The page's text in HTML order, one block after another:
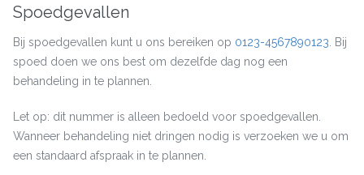
Spoedgevallen
Bij spoedgevallen kunt u ons bereiken op 0123-4567890123 . Bij
spoed doen we ons best om dezelfde dag nog een
behandeling in te plannen.
Let op: dit nummer is alleen bedoeld voor spoedgevallen.
Wanneer behandeling niet dringen nodig is verzoeken we u om
een standaard afspraak in te plannen.